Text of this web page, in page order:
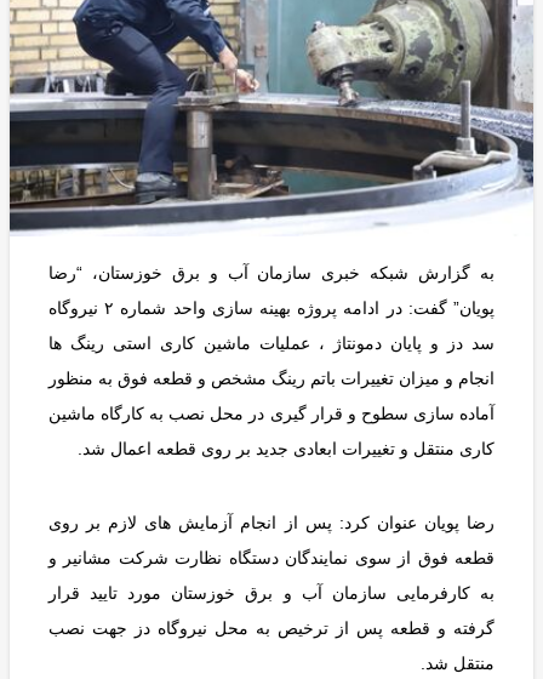
به گزارش شبکه خبری سازمان آب و برق خوزستان، “رضا
پویان” گفت: در ادامه پروژه بهینه سازی واحد شماره ۲ نیروگاه
سد دز و پایان دمونتاژ ، عملیات ماشین کاری استی رینگ ها
انجام و میزان تغییرات باتم رینگ مشخص و قطعه فوق به منظور
آماده سازی سطوح و قرار گیری در محل نصب به کارگاه ماشین
کاری منتقل و تغییرات ابعادی جدید بر روی قطعه اعمال شد.
رضا پویان عنوان کرد: پس از انجام آزمایش های لازم بر روی
قطعه فوق از سوی نمایندگان دستگاه نظارت شرکت مشانیر و
به کارفرمایی سازمان آب و برق خوزستان مورد تایید قرار
گرفته و قطعه پس از ترخیص به محل نیروگاه دز جهت نصب
منتقل شد.